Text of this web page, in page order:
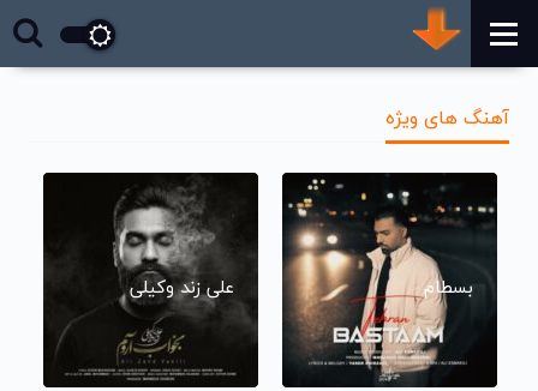
آهنگ های ویژه
بسطام علی زند وکیلی